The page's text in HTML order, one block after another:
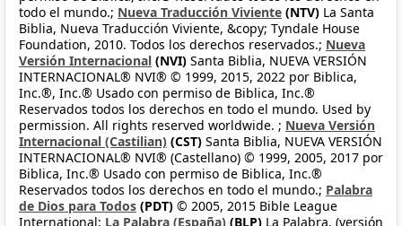
todo el mundo.; Nueva Traducción Viviente (NTV) La Santa
Biblia, Nueva Traducción Viviente, &copy; Tyndale House
Foundation, 2010. Todos los derechos reservados.; Nueva
Versión Internacional (NVI) Santa Biblia, NUEVA VERSIÓN
INTERNACIONAL® NVI® © 1999, 2015, 2022 por Biblica,
Inc.®, Inc.® Usado con permiso de Biblica, Inc.®
Reservados todos los derechos en todo el mundo. Used by
permission. All rights reserved worldwide. ; Nueva Versión
Internacional (Castilian) (CST) Santa Biblia, NUEVA VERSIÓN
INTERNACIONAL® NVI® (Castellano) © 1999, 2005, 2017 por
Biblica, Inc.® Usado con permiso de Biblica, Inc.®
Reservados todos los derechos en todo el mundo.; Palabra
de Dios para Todos (PDT) © 2005, 2015 Bible League
International; La Palabra (España) (BLP) La Palabra, (versión